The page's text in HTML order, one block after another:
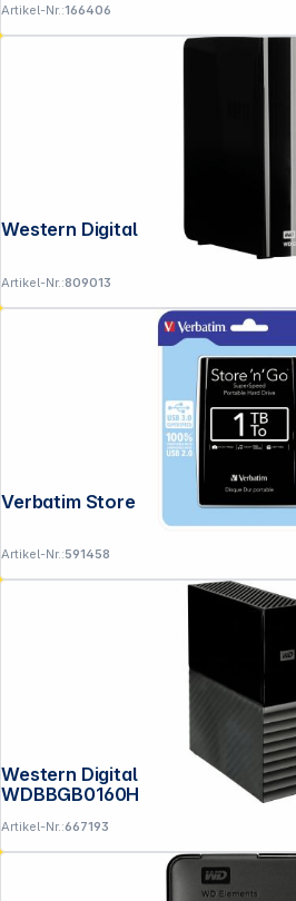
Artikel-Nr.:166406
Artikel-Nr.:809013
Artikel-Nr.:591458
Western Digital WD My Book 16TB USB 3.0
WDBBGB0160HBK-EESN
Artikel-Nr.:667193